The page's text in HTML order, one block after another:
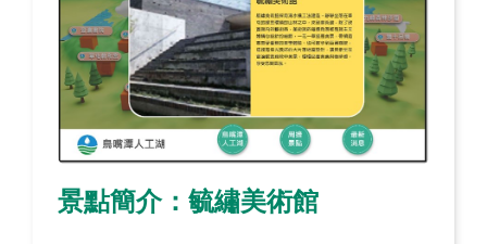
景點簡介：毓繡美術館